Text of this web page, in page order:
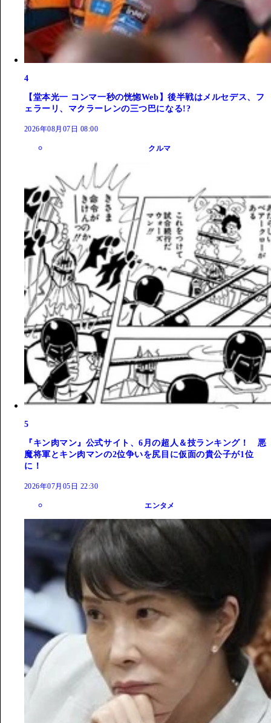
4
【堂本光一 コンマ一秒の恍惚Web】後半戦はメルセデス、フ
ェラーリ、マクラーレンの三つ巴になる!?
2026年08月07日 08:00
クルマ
5
『キン肉マン』公式サイト、6月の超人＆技ランキング！ 悪
魔将軍とキン肉マンの2位争いを尻目に仮面の貴公子が1位
に！
2026年07月05日 22:30
エンタメ